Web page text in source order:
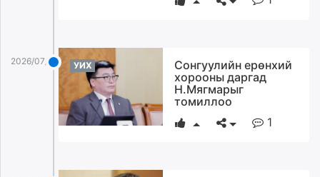
2026/07/02 УИХ
Сонгуулийн ерөнхий
хорооны даргад
Н.Мягмарыг
томиллоо
1